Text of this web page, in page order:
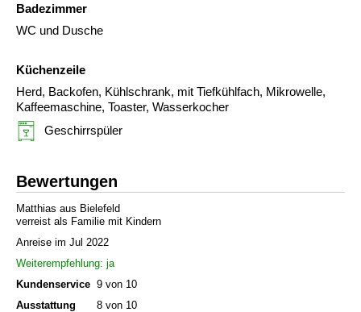
Badezimmer
WC und Dusche
Küchenzeile
Herd, Backofen, Kühlschrank, mit Tiefkühlfach, Mikrowelle,
Kaffeemaschine, Toaster, Wasserkocher
Geschirrspüler
Bewertungen
Matthias aus Bielefeld
verreist als Familie mit Kindern
Anreise im Jul 2022
Weiterempfehlung: ja
Kundenservice 9 von 10
Ausstattung
8 von 10